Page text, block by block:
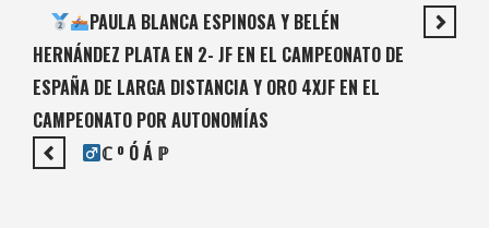
PAULA BLANCA ESPINOSA Y BELÉN
HERNÁNDEZ PLATA EN 2- JF EN EL CAMPEONATO DE
ESPAÑA DE LARGA DISTANCIA Y ORO 4XJF EN EL
CAMPEONATO POR AUTONOMÍAS
ℂ º Ó Á ℙ